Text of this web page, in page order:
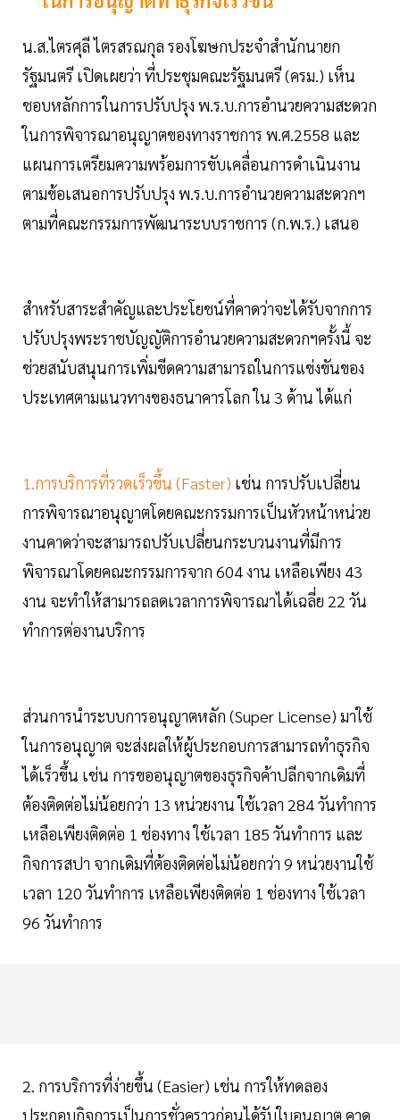
น.ส.ไตรศุลี ไตรสรณกุล รองโฆษกประจำสำนักนายก
รัฐมนตรี เปิดเผยว่า ที่ประชุมคณะรัฐมนตรี (ครม.) เห็น
ชอบหลักการในการปรับปรุง พ.ร.บ.การอำนวยความสะดวก
ในการพิจารณาอนุญาตของทางราชการ พ.ศ.2558 และ
แผนการเตรียมความพร้อมการขับเคลื่อนการดำเนินงาน
ตามข้อเสนอการปรับปรุง พ.ร.บ.การอำนวยความสะดวกฯ
ตามที่คณะกรรมการพัฒนาระบบราชการ (ก.พ.ร.) เสนอ
สำหรับสาระสำคัญและประโยชน์ที่คาดว่าจะได้รับจากการ
ปรับปรุงพระราชบัญญัติการอำนวยความสะดวกฯครั้งนี้ จะ
ช่วยสนับสนุนการเพิ่มขีดความสามารถในการแข่งขันของ
ประเทศตามแนวทางของธนาคารโลก ใน 3 ด้าน ได้แก่
1.การบริการที่รวดเร็วขึ้น (Faster) เช่น การปรับเปลี่ยน
การพิจารณาอนุญาตโดยคณะกรรมการเป็นหัวหน้าหน่วย
งานคาดว่าจะสามารถปรับเปลี่ยนกระบวนงานที่มีการ
พิจารณาโดยคณะกรรมการจาก 604 งาน เหลือเพียง 43
งาน จะทำให้สามารถลดเวลาการพิจารณาได้เฉลี่ย 22 วัน
ทำการต่องานบริการ
ส่วนการนำระบบการอนุญาตหลัก (Super License) มาใช้
ในการอนุญาต จะส่งผลให้ผู้ประกอบการสามารถทำธุรกิจ
ได้เร็วขึ้น เช่น การขออนุญาตของธุรกิจค้าปลีกจากเดิมที่
ต้องติดต่อไม่น้อยกว่า 13 หน่วยงาน ใช้เวลา 284 วันทำการ
เหลือเพียงติดต่อ 1 ช่องทาง ใช้เวลา 185 วันทำการ และ
กิจการสปา จากเดิมที่ต้องติดต่อไม่น้อยกว่า 9 หน่วยงานใช้
เวลา 120 วันทำการ เหลือเพียงติดต่อ 1 ช่องทาง ใช้เวลา
96 วันทำการ
2. การบริการที่ง่ายขึ้น (Easier) เช่น การให้ทดลอง
ประกอบกิจการเป็นการชั่วคราวก่อนได้รับใบอนุญาต คาด